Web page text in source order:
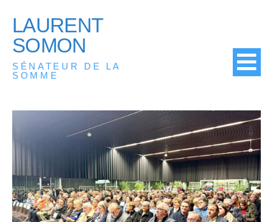
LAURENT
SOMON
SÉNATEUR DE LA
SOMME